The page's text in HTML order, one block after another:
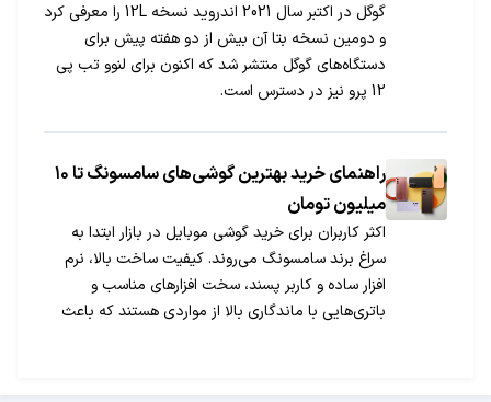
گوگل در اکتبر سال 2021 اندروید نسخه 12L را معرفی کرد
و دومین نسخه بتا آن بیش از دو هفته پیش برای
دستگاه‌های گوگل منتشر شد که اکنون برای لنوو تب پی
12 پرو نیز در دسترس است.
راهنمای خرید بهترین گوشی‌های سامسونگ تا ۱۰
میلیون تومان
اکثر کاربران برای خرید گوشی موبایل در بازار ابتدا به
سراغ برند سامسونگ می‌روند. کیفیت ساخت بالا، نرم
افزار ساده و کاربر پسند، سخت افزارهای مناسب و
باتری‌هایی با ماندگاری بالا از مواردی هستند که باعث